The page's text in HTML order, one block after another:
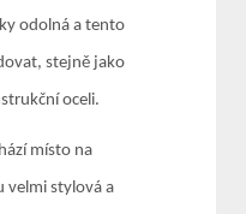
odolná a tento
stejně jako
oceli.
místo na
velmi stylová a